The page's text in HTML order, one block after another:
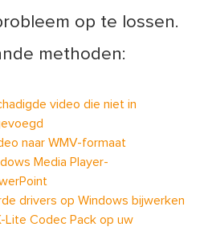
op te lossen.
methoden:
video die niet in
naar WMV-formaat
Media Player-
drivers op Windows bijwerken
Lite Codec Pack op uw